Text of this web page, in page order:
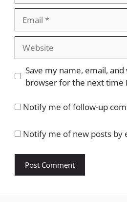
Save my name, email,
browser for the next time
Notify me of follow-up
Notify me of new posts by